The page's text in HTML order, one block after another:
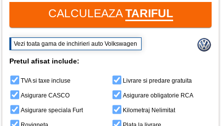
CALCULEAZATARIFUL
Vezi toata gama de inchirieri auto Volkswagen
Pretul afisat include:
TVA si taxe incluse Livrare si predare gratuita
Asigurare CASCO Asigurare obligatorie RCA
Asigurare speciala Furt Kilometraj Nelimitat